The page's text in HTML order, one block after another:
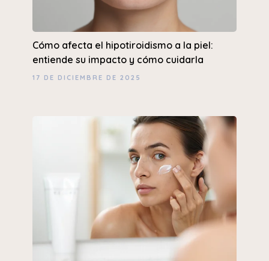
Cómo afecta el hipotiroidismo a la piel:
entiende su impacto y cómo cuidarla
17 DE DICIEMBRE DE 2025